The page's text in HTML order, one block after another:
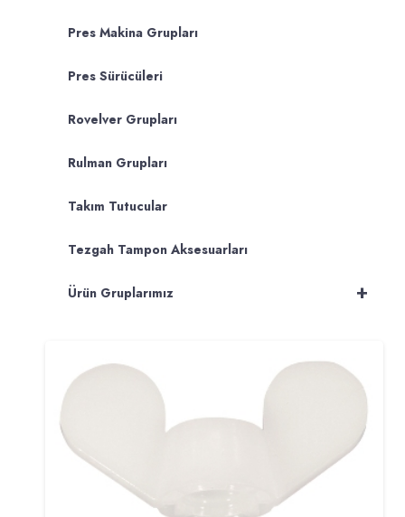
Pres Makina Grupları
Pres Sürücüleri
Rovelver Grupları
Rulman Grupları
Takım Tutucular
Tezgah Tampon Aksesuarları
+
Ürün Gruplarımız